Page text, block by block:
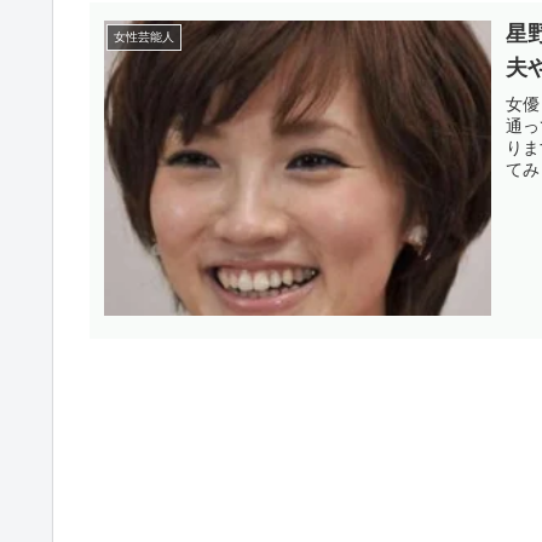
女性芸能人
星
夫
女
通
り
て